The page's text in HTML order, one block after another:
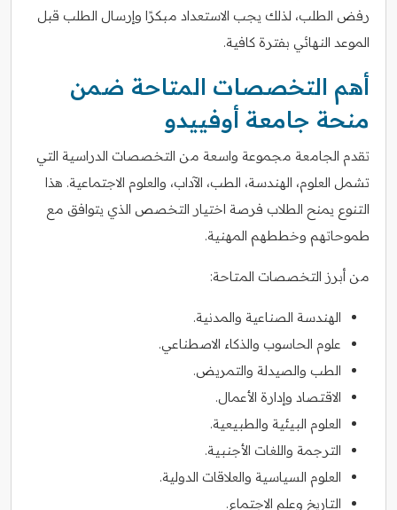
رفض الطلب، لذلك يجب الاستعداد مبكرًا وإرسال الطلب قبل
الموعد النهائي بفترة كافية.
أهم التخصصات المتاحة ضمن
منحة جامعة أوفييدو
تقدم الجامعة مجموعة واسعة من التخصصات الدراسية التي
تشمل العلوم، الهندسة، الطب، الآداب، والعلوم الاجتماعية. هذا
التنوع يمنح الطلاب فرصة اختيار التخصص الذي يتوافق مع
طموحاتهم وخططهم المهنية.
من أبرز التخصصات المتاحة:
الهندسة الصناعية والمدنية.
علوم الحاسوب والذكاء الاصطناعي.
الطب والصيدلة والتمريض.
الاقتصاد وإدارة الأعمال.
العلوم البيئية والطبيعية.
الترجمة واللغات الأجنبية.
العلوم السياسية والعلاقات الدولية.
التاريخ وعلم الاجتماع.